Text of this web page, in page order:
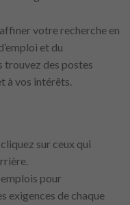
votre recherche en
et du
trouvez des postes
à vos intérêts.
sur ceux qui
pour
exigences de chaque